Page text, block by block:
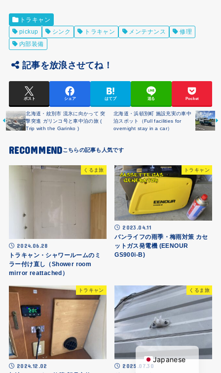
トラキャン
pickup
シンク トラキャン メンテナンス
修理
内部装備
記事を放浪させてね！
ポスト シェア はてブ 送る Pocket
北海道・紋別市 流氷に向かって 突
撃突進 ガリンコ号と車中泊の旅 (
Trip with the Garinko )
北海道・浜頓別町 施設充実の車中
泊スポット（Full facilities for
overnight stay in a car）
RECOMMEND
くるま旅
2024.06.28
トラキャン・シャワールームのミ
ラー付け直し（Shower room
mirror reattached）
トラキャン
2023.04.11
バンライフの雨季・梅雨対策 カセ
ットガス発電機 (EENOUR
GS900i-B)
トラキャン
2024.12.02
くるま旅
2025.07.30
Japanese